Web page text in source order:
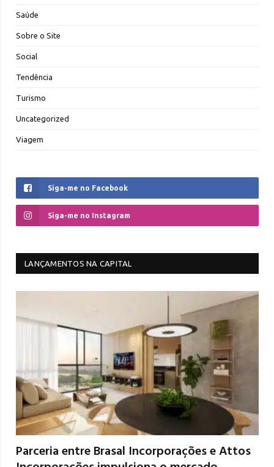
Saúde
Sobre o Site
Social
Tendência
Turismo
Uncategorized
Viagem
Siga-me no Facebook
Siga-me no Instagram
LANÇAMENTOS NA CAPITAL
Parceria entre Brasal Incorporações e Attos